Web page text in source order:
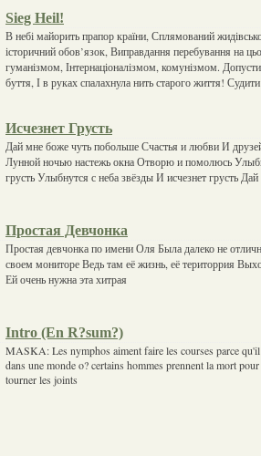
Sieg Heil!
В небі майорить прапор країни, Сплямований
історичний обов’язок, Виправдання перебування на
гуманізмом, Інтернаціоналізмом, комунізмом.
буття, І в руках спалахнула нить старого життя!
Исчезнет Грусть
Дай мне боже чуть побольше Счастья и любви И
Лунной ночью настежь окна Отворю и помолюсь
грусть Улыбнутся с неба звёзды И исчезнет грусть
Простая Девчонка
Простая девчонка по имени Оля Была далеко не
своем мониторе Ведь там её жизнь, её територрия
Ей очень нужна эта хитрая
Intro (En R?sum?)
MASKA: Les nymphos aiment faire les courses parce
dans une monde o? certains hommes prennent la mort
tourner les joints